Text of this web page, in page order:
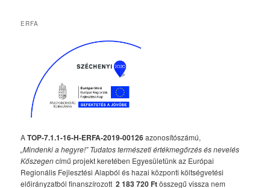
ERFA
ATOP-7.1.1-16-H-ERFA-2019-00126azonosítószámú,
„Mindenki a hegyre!” Tudatos természeti értékmegőrzés és nevelés
Kőszegencímű projekt keretében Egyesületünk az Európai
Regionális Fejlesztési Alapból és hazai központi költségvetési
előirányzatból finanszírozott2 183 720 Ftösszegű vissza nem